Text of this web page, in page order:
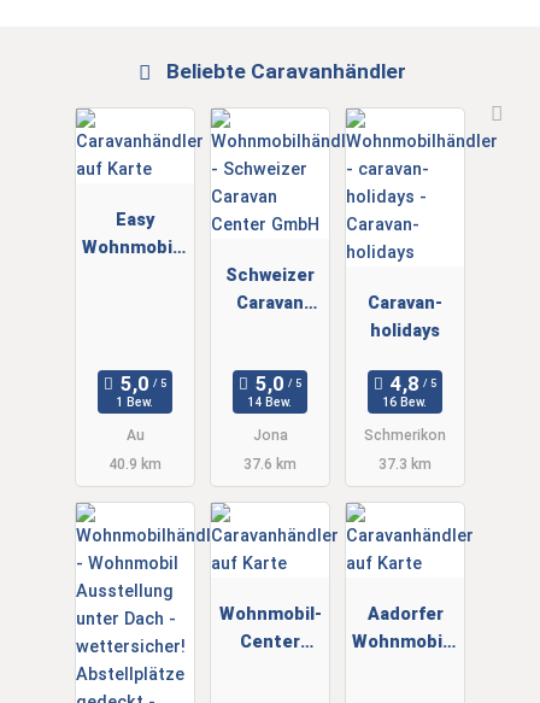
Beliebte Caravanhändler
Easy
Wohnmobile
1 Bew.
Au
40.9 km
Schweizer
Caravan
14 Bew.
Jona
37.6 km
Caravan-
holidays
16 Bew.
Schmerikon
37.3 km
Wohnmobil-
Center
Aadorfer
Wohnmobile